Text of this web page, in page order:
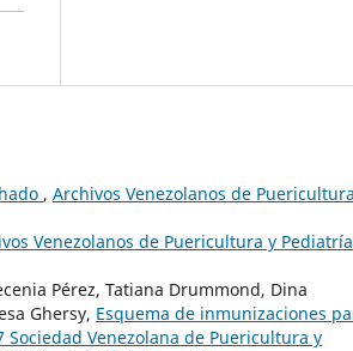
, Archivos Venezolanos de
Venezolanos de Puericultura y
Pérez, Tatiana Drummond, Dina
Ghersy, Esquema de inmunizaciones
Sociedad Venezolana de Puericultura y